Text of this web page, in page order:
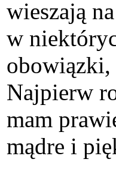
wieszają
w
obowiązki,
Najpierw
mam
mądre i